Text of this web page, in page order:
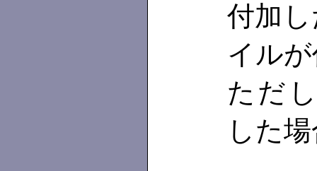
付加
イル
ただ
した